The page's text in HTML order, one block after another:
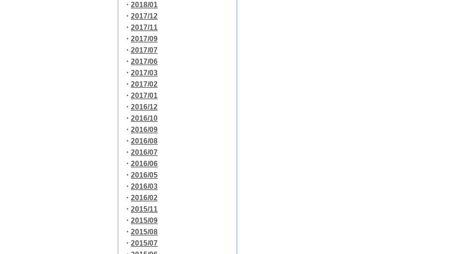
・ 2018/01
・ 2017/12
・ 2017/11
・ 2017/09
・ 2017/07
・ 2017/06
・ 2017/03
・ 2017/02
・ 2017/01
・ 2016/12
・ 2016/10
・ 2016/09
・ 2016/08
・ 2016/07
・ 2016/06
・ 2016/05
・ 2016/03
・ 2016/02
・ 2015/11
・ 2015/09
・ 2015/08
・ 2015/07